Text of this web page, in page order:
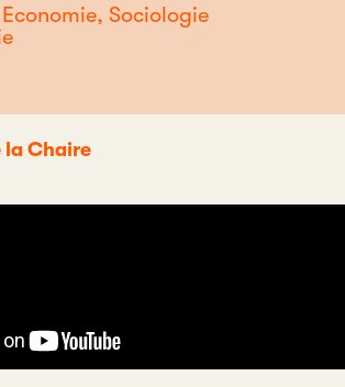
Sociologie
la Chaire